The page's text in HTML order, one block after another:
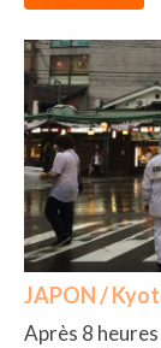
JAPON /
Après 8